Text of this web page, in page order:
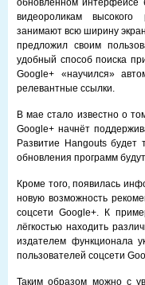
обновлённом
видеороликам
занимают всю ширину
предложил своим
удобный способ поиска
Google+ «научился»
релевантные ссылки.
В мае стало известно о
Google+ начнёт
Развитие Hangouts будет
обновления программ
Кроме того, появилась
новую возможность
соцсети Google+. К
лёгкостью находить
издателем функционала
пользователей соцсети
Таким образом можно с